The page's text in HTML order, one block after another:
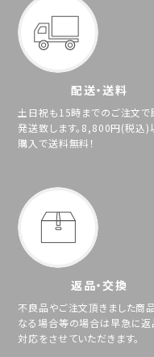
配送・送料
土日祝も15時までのご注文で
発送致します。8,800円(税込)
購入で送料無料！
返品・交換
不良品やご注文頂きました商
なる場合等の場合は早急に返
対応をさせていただきます。